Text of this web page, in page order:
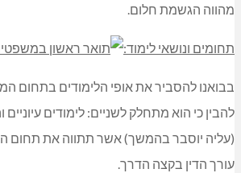
מהווה הגשמת חלום.
תחומים ונושאי לימוד:
בבואנו להסביר את אופי הלימודים בתחום
להבין כי הוא מתחלק לשניים: לימודים
(עליה יוסבר בהמשך) אשר תתווה את תחום
עורך הדין בקצה הדרך.